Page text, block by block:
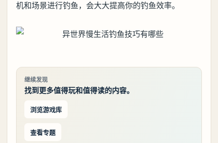
机和场景进行钓鱼，会大大提高你的钓鱼效率。
继续发现
找到更多值得玩和值得读的内容。
浏览游戏库
查看专题